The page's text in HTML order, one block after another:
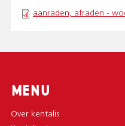
aanraden, afraden -
MENU
Over kentalis